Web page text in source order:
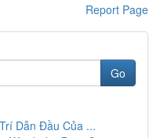
Report Page
Go
Dẫn Đầu Của ...